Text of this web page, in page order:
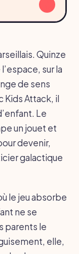
Quinze
sur la
de sens
Kids Attack, il
Le
un jouet et
devenir,
galactique
le jeu absorbe
ne se
parents le
elle,